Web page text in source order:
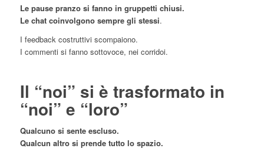
Le pause pranzo si fanno in gruppetti chiusi.
Le chat coinvolgono sempre gli stessi.
I feedback costruttivi scompaiono.
I commenti si fanno sottovoce, nei corridoi.
Il “noi” si è trasformato in
“noi” e “loro”
Qualcuno si sente escluso.
Qualcun altro si prende tutto lo spazio.